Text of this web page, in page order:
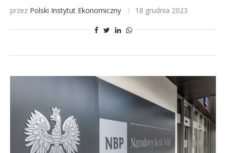
przez Polski Instytut Ekonomiczny 18 grudnia 2023